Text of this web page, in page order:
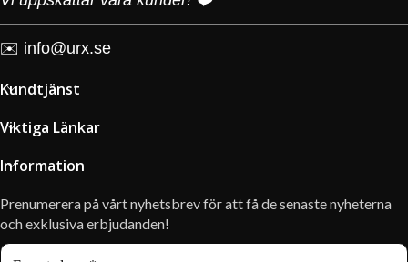
✉️ info@urx.se
Kundtjänst
Viktiga Länkar
Information
Prenumerera på vårt nyhetsbrev för att få de senaste nyheterna
och exklusiva erbjudanden!